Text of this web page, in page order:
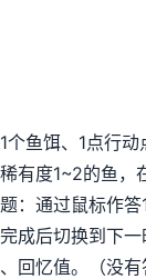
个鱼饵、1点行动
有度1~2的鱼
：通过鼠标作
成后切换到下
回忆值。（没有